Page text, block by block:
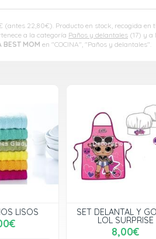
(antes 22,80€). Producto en stock, recogida en
a la categoría Paños y delantales (17) y a
BEST MOM en "COCINA", "Paños y delantales".
LISOS SET DELANTAL Y
LOL SURPRISE
8,00€